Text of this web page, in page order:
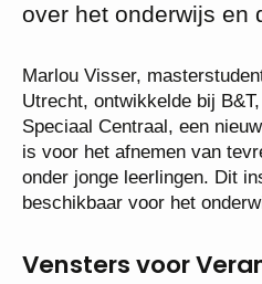
over het onderwijs en
Marlou Visser,
Utrecht, ontwikkelde bij
Speciaal Centraal, een
is voor het afnemen van
onder jonge leerlingen. Dit
beschikbaar voor het
Vensters voor